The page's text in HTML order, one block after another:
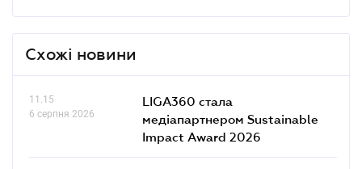
Схожі новини
11.15
6 серпня 2026
LIGA360 стала
медіапартнером Sustainable
Impact Award 2026